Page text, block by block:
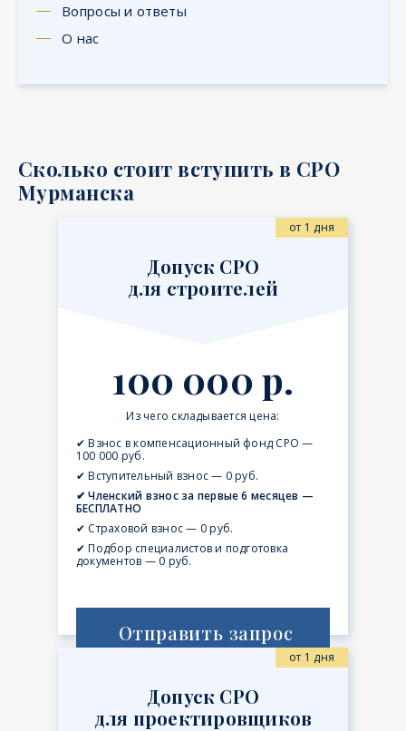
Вопросы и ответы
О нас
Сколько стоит вступить в СРО
Мурманска
от 1 дня
Допуск СРО
для строителей
100 000 р.
Из чего складывается цена:
✔ Взнос в компенсационный фонд СРО —
100 000 руб.
✔ Вступительный взнос — 0 руб.
✔ Членский взнос за первые 6 месяцев —
БЕСПЛАТНО
✔ Страховой взнос — 0 руб.
✔ Подбор специалистов и подготовка
документов — 0 руб.
Отправить запрос
от 1 дня
Допуск СРО
для проектировщиков